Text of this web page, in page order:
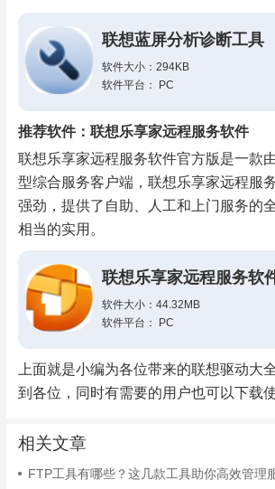
联想蓝屏分析诊断工具
软件大小：294KB
软件平台： PC
推荐软件：联想乐享家远程服务软件
联想乐享家远程服务软件官方版是一款
型综合服务客户端，联想乐享家远程服
强劲，提供了自助、人工和上门服务的
相当的实用。
联想乐享家远程服务软
软件大小：44.32MB
软件平台： PC
上面就是小编为各位带来的联想驱动大
到各位，同时有需要的用户也可以下载使
相关文章
FTP工具有哪些？这几款工具助你高效管理